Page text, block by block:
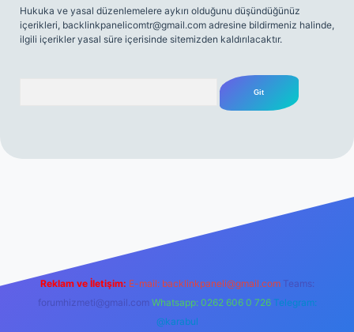
Hukuka ve yasal düzenlemelere aykırı olduğunu düşündüğünüz
içerikleri, backlinkpanelicomtr@gmail.com adresine bildirmeniz halinde,
ilgili içerikler yasal süre içerisinde sitemizden kaldırılacaktır.
Reklam ve İletişim: E-mail: backlinkpaneli@gmail.com Teams:
forumhizmeti@gmail.com Whatsapp: 0262 606 0 726 Telegram:
@karabul